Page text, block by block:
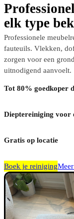
elk type
Professionele
fauteuils. Vlekken,
zorgen voor een
uitnodigend aanvoelt.
Tot 80% goedkoper
Dieptereiniging voor
Gratis op locatie
Boek je reiniging